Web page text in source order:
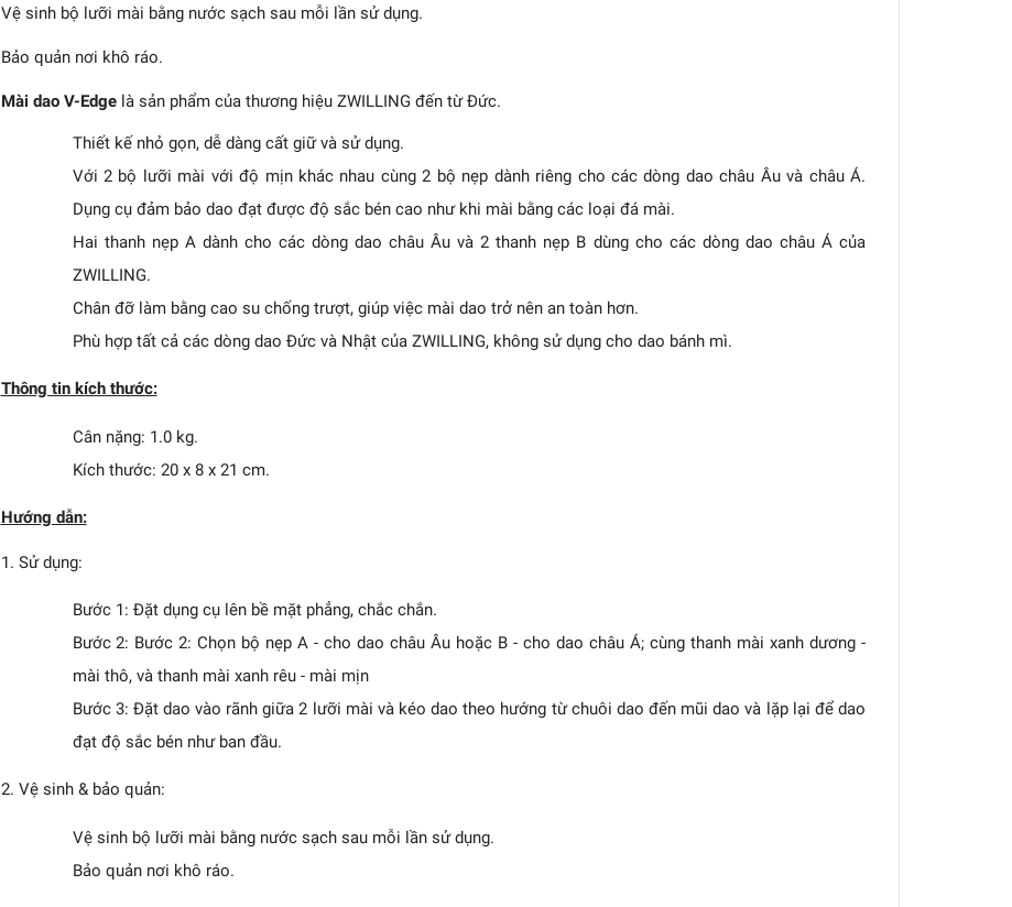
Vệ sinh bộ lưỡi mài bằng nước sạch sau mỗi lần sử dụng.
Bảo quản nơi khô ráo.
Mài dao V-Edgelà sản phẩm của thương hiệu ZWILLING đến từ Đức.
Thiết kế nhỏ gọn, dễ dàng cất giữ và sử dụng.
Với 2 bộ lưỡi mài với độ mịn khác nhau cùng 2 bộ nẹp dành riêng cho các dòng dao châu Âu và châu Á.
Dụng cụ đảm bảo dao đạt được độ sắc bén cao như khi mài bằng các loại đá mài.
Hai thanh nẹp A dành cho các dòng dao châu Âu và 2 thanh nẹp B dùng cho các dòng dao châu Á của
ZWILLING.
Chân đỡ làm bằng cao su chống trượt, giúp việc mài dao trở nên an toàn hơn.
Phù hợp tất cả các dòng dao Đức và Nhật của ZWILLING, không sử dụng cho dao bánh mì.
Thông tin kích thước:
Cân nặng: 1.0 kg.
Kích thước: 20 x 8 x 21 cm.
Hướng dẫn:
1. Sử dụng:
Bước 1: Đặt dụng cụ lên bề mặt phẳng, chắc chắn.
Bước 2: Bước 2: Chọn bộ nẹp A - cho dao châu Âu hoặc B - cho dao châu Á; cùng thanh mài xanh dương -
mài thô, và thanh mài xanh rêu - mài mịn
Bước 3: Đặt dao vào rãnh giữa 2 lưỡi mài và kéo dao theo hướng từ chuôi dao đến mũi dao và lặp lại để dao
đạt độ sắc bén như ban đầu.
2. Vệ sinh & bảo quản:
Vệ sinh bộ lưỡi mài bằng nước sạch sau mỗi lần sử dụng.
Bảo quản nơi khô ráo.